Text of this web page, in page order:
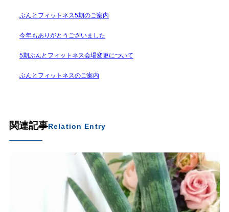
ぶんとフィットネス5期のご案内
今年もありがとうございました
5期ぶんとフィットネス会場変更について
ぶんとフィットネスのご案内
関連記事Relation Entry